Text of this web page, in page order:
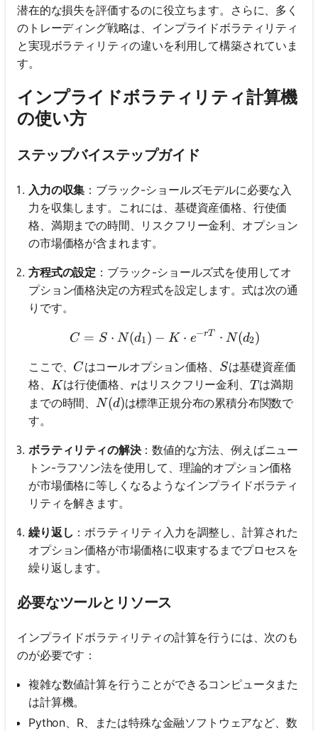
潜在的な損失を評価するのに役立ちます。さらに、多く
のトレーディング戦略は、インプライドボラティリティ
と実現ボラティリティの違いを利用して構築されていま
す。
インプライドボラティリティ計算機
の使い方
ステップバイステップガイド
入力の収集 ：ブラック-ショールズモデルに必要な入
力を収集します。これには、基礎資産価格、行使価
格、満期までの時間、リスクフリー金利、オプション
の市場価格が含まれます。
方程式の設定 ：ブラック-ショールズ式を使用してオ
プション価格決定の方程式を設定します。式は次の通
りです。
C = S \cdot N(d_1) - K
C = S ⋅ N(d1) − K ⋅ e−rT ⋅ N(d2)
ここで、 C
Cはコールオプション価格、 S
Sは基礎資産価
格、 K
Kは行使価格、 r
rはリスクフリー金利、 T
T は満期
までの時間、 N(d)
N(d)は標準正規分布の累積分布関数で
す。
ボラティリティの解決：数値的な方法、例えばニュー
トン-ラフソン法を使用して、理論的オプション価格
が市場価格に等しくなるようなインプライドボラティ
リティを解きます。
繰り返し ：ボラティリティ入力を調整し、計算された
オプション価格が市場価格に収束するまでプロセスを
繰り返します。
必要なツールとリソース
インプライドボラティリティの計算を行うには、次のも
のが必要です：
複雑な数値計算を行うことができるコンピュータまた
は計算機。
Python、R、または特殊な金融ソフトウェアなど、数